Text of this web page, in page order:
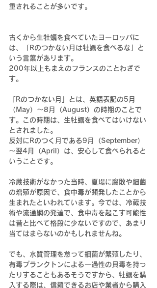
重されることが多いです。
古くから生牡蠣を食べていたヨーロッパに
は、「Rのつかない月は牡蠣を食べるな」と
いう言葉があります。
200年以上もまえのフランスのことわざで
す。
「Rのつかない月」とは、英語表記の5月
（May）～8月（August）の時期のことで
す。この時期は、生牡蠣を食べてはいけない
とされました。
反対にRのつく月である9月（September）
～翌4月（April）は、安心して食べられると
いうことです。
冷蔵技術がなかった当時、夏場に腐敗や細菌
の増殖が原因で、食中毒が頻発したことから
生まれたといわれています。今では、冷蔵技
術や流通網の発達で、食中毒を起こす可能性
は昔と比べて格段に少ないですので、あまり
当てはまらないのかもしれませんね。
でも、水質管理を怠って細菌が繁殖したり、
有毒プランクトンによる一過性の貝毒を持っ
たりすることもあるそうですから、牡蠣を購
入する際は、信頼できるお店や業者から購入